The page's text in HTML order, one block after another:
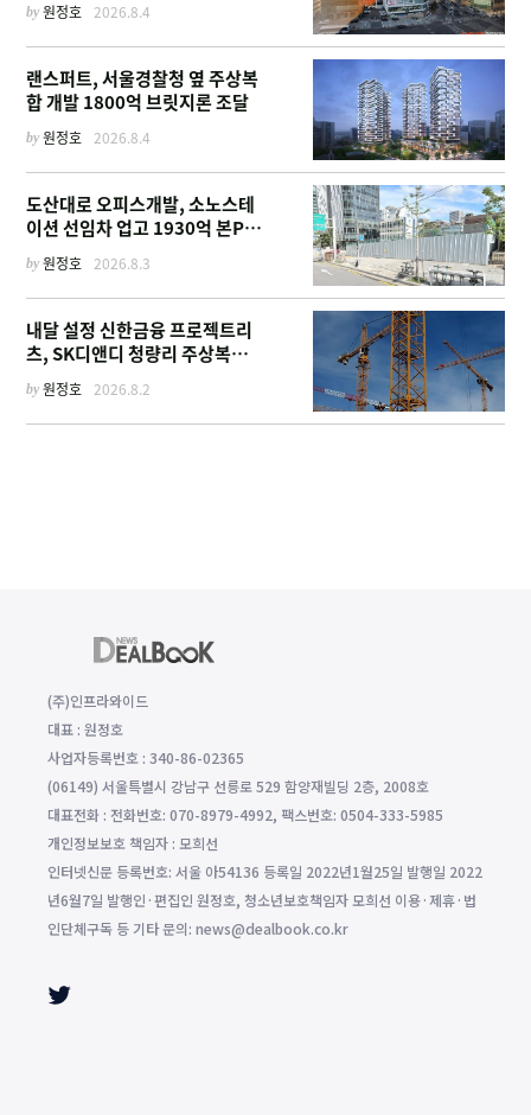
by원정호 2026.8.4
랜스퍼트, 서울경찰청 옆 주상복
합 개발 1800억 브릿지론 조달
by원정호 2026.8.4
도산대로 오피스개발, 소노스테
이션 선임차 업고 1930억 본PF
확보
by원정호 2026.8.3
내달 설정 신한금융 프로젝트리
츠, SK디앤디 청량리 주상복합
부지 매입
by원정호 2026.8.2
(주)인프라와이드
대표 : 원정호
사업자등록번호 : 340-86-02365
(06149) 서울특별시 강남구 선릉로 529 함양재빌딩 2층, 2008호
대표전화 : 전화번호: 070-8979-4992, 팩스번호: 0504-333-5985
개인정보보호 책임자 : 모희선
인터넷신문 등록번호: 서울 아54136 등록일 2022년1월25일 발행일 2022
년6월7일 발행인·편집인 원정호, 청소년보호책임자 모희선 이용·제휴·법
인단체구독 등 기타 문의: news@dealbook.co.kr